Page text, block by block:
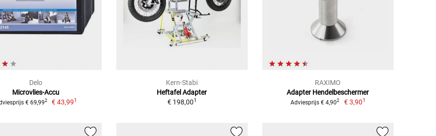
Delo
Microvlies-Accu
€ 69,992 € 43,991
Kern-Stabi
Heftafel Adapter
€ 198,001
RAXIMO
Adapter Hendelbeschermer
Adviesprijs € 4,902 € 3,901